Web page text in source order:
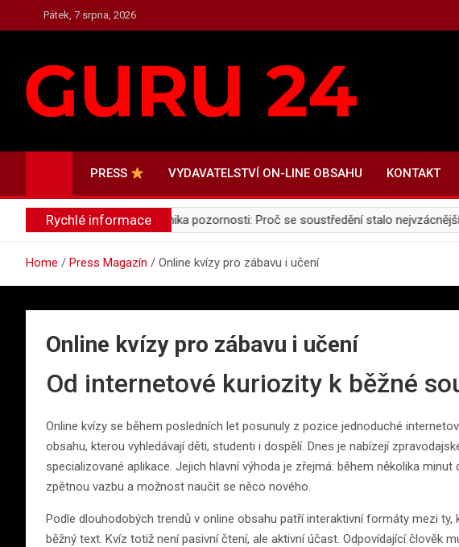
to
Pátek, 7 srpna, 2026
PRESS VYDAVATELSTVÍ ON-LINE OBSAHU KONTAKT
Rychlé informace
Ekonomika pozornosti: Proč se soustředění stalo nejvzácnější
Home Press Magazín Online kvízy pro zábavu i učení
Online kvízy pro zábavu i učení
Od internetové kuriozity k běžné
Online kvízy se během posledních let posunuly z pozice jednoduché
obsahu, kterou vyhledávají děti, studenti i dospělí. Dnes je nabízejí
specializované aplikace. Jejich hlavní výhoda je zřejmá: během několika
zpětnou vazbu a možnost naučit se něco nového.
Podle dlouhodobých trendů v online obsahu patří interaktivní formáty mezi
běžný text. Kvíz totiž není pasivní čtení, ale aktivní účast. Odpovídající člověk